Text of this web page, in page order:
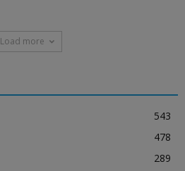
Load more
543
478
289